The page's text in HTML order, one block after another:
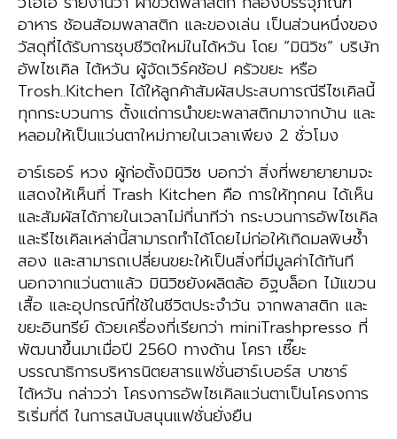
อาหาร ช้อนส้อมพลาสติก และของเล่น เป็นส่วนหนึ่งของ
วัสดุที่ได้รับการชุบชีวิตใหม่ในได้หวัน โดย “มินิวิช” บริษัท
อัพไซเคิล ไต้หวัน ผู้จัดเวิร์คช้อป ครัวขยะ หรือ
Trosh..Kitchen ได้ให้ลูกค้าสัมผัสประสบการณีรีไซเคิลนี้
ทุกกระบวนการ ตั้งแต่การนำขยะพลาสติกมาจากบ้าน และ
หลอมให้เป็นแว่นตาใหม่ภายในเวลาเพียง 2 ชั่วโมง
อาร์เธอร์ หวง ผู้ก่อตั้งมินิวิซ บอกว่า สิ่งที่พยายายามจะ
แสดงให้เห็นที่ Trash Kitchen คือ การให้ทุกคน ได้เห็น
และสัมผัสได้ภายในเวลาไม่กี่นาทีว่า กระบวนการอัพไซเคิล
และรีไซเคิลเหล่านี้สามารถทำได้โดยไม่ก่อให้เกิดมลพิษซ้ำ
สอง และสามารถเปลี่ยนขยะให้เป็นสิ่งที่มีมูลค่าได้ทันที
นอกจากแว่นตาแล้ว มินิวิซยังผลิตล้อ อิฐบล็อก ไม้แขวน
เสื้อ และอุปกรณ์ที่ใช้ในชีวิตประจำวัน จากพลาสติก และ
ขยะอินทรีย์ ด้วยเครื่องที่เรียกว่า miniTrashpresso ที่
พัฒนาขึ้นมาเมื่อปี 2560 ทางด้าน โครา เซี๊ยะ
บรรณาธิการบริหารนิตยสารแฟชั่นฮาร์เบอร์ส บาซาร์
ไต้หวัน กล่าวว่า โครงการอัพไซเคิลแว่นตาเป็นโครงการ
ริเริ่มที่ดี ในการสนับสนุนแฟชั่นยั่งยืน